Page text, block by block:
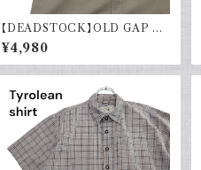
【DEADSTOCK】OLD GAP オ
ールドギャップ コットンリネンシャ
ツ 半袖 タグ付き 00s 古着
¥4,980